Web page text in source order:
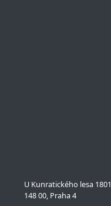
U Kunratického lesa 1801
148 00, Praha 4